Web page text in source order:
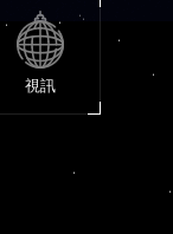
視訊